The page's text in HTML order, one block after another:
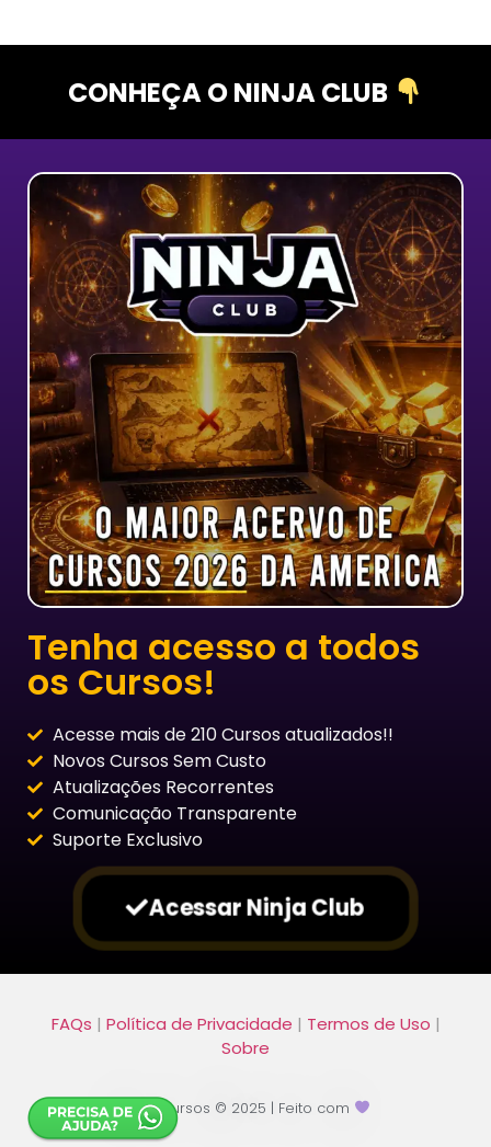
CONHEÇA O NINJA CLUB
Tenha acesso a todos
os Cursos!
Acesse mais de 210 Cursos atualizados!!
Novos Cursos Sem Custo
Atualizações Recorrentes
Comunicação Transparente
Suporte Exclusivo
Acessar Ninja Club
FAQs | Política de Privacidade | Termos de Uso |
Sobre
Ninja Cursos © 2025 | Feito com